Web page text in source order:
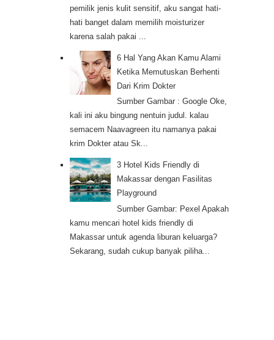
pemilik jenis kulit sensitif, aku sangat hati-
hati banget dalam memilih moisturizer
karena salah pakai ...
6 Hal Yang Akan Kamu Alami
Ketika Memutuskan Berhenti
Dari Krim Dokter
Sumber Gambar : Google Oke,
kali ini aku bingung nentuin judul. kalau
semacem Naavagreen itu namanya pakai
krim Dokter atau Sk...
3 Hotel Kids Friendly di
Makassar dengan Fasilitas
Playground
Sumber Gambar: Pexel Apakah
kamu mencari hotel kids friendly di
Makassar untuk agenda liburan keluarga?
Sekarang, sudah cukup banyak piliha...